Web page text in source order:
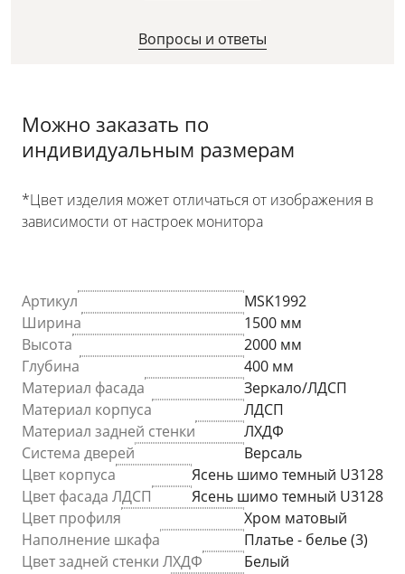
Вопросы и ответы
Можно заказать по
индивидуальным размерам
*Цвет изделия может отличаться от изображения в
зависимости от настроек монитора
Артикул
MSK1992
Ширина
1500 мм
Высота
2000 мм
Глубина
400 мм
Материал фасада
Зеркало/ЛДСП
Материал корпуса
ЛДСП
Материал задней стенки
ЛХДФ
Система дверей
Версаль
Цвет корпуса
Ясень шимо темный U3128
Цвет фасада ЛДСП
Ясень шимо темный U3128
Цвет профиля
Хром матовый
Наполнение шкафа
Платье - белье (3)
Цвет задней стенки ЛХДФ
Белый